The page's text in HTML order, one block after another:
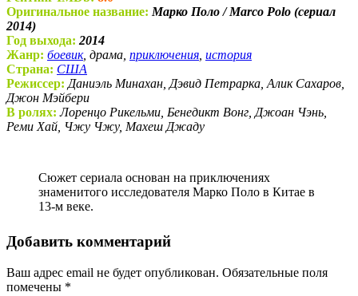
Оригинальное название: Марко Поло / Marco Polo (сериал
2014)
Год выхода: 2014
Жанр: боевик, драма, приключения история
Страна: США
Режиссер: Даниэль Минахан, Дэвид Петрарка, Алик Сахаров,
Джон Мэйбери
В ролях: Лоренцо Рикельми, Бенедикт Вонг, Джоан Чэнь,
Реми Хай, Чжу Чжу, Махеш Джаду
Сюжет сериала основан на приключениях
знаменитого исследователя Марко Поло в Китае в
13-м веке.
Добавить комментарий
Ваш адрес email не будет опубликован. Обязательные поля
помечены *